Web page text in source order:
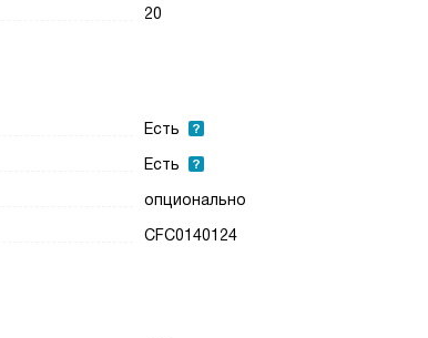
20
Есть
Есть
опционально
CFC0140124